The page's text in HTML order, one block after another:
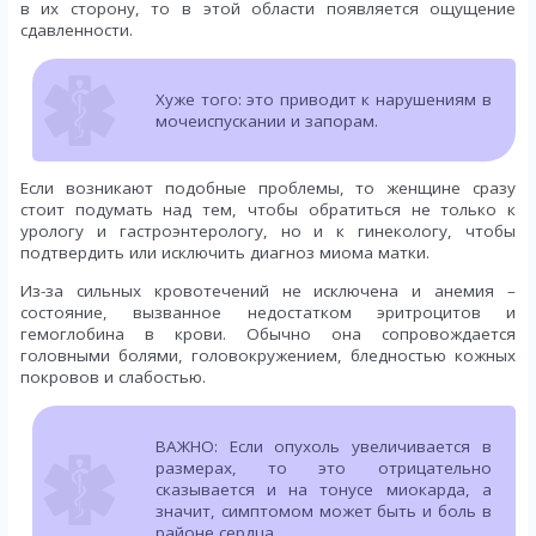
в их сторону, то в этой области появляется ощущение
сдавленности.
Хуже того: это приводит к нарушениям в
мочеиспускании и запорам.
Если возникают подобные проблемы, то женщине сразу
стоит подумать над тем, чтобы обратиться не только к
урологу и гастроэнтерологу, но и к гинекологу, чтобы
подтвердить или исключить диагноз миома матки.
Из-за сильных кровотечений не исключена и анемия –
состояние, вызванное недостатком эритроцитов и
гемоглобина в крови. Обычно она сопровождается
головными болями, головокружением, бледностью кожных
покровов и слабостью.
ВАЖНО: Если опухоль увеличивается в
размерах, то это отрицательно
сказывается и на тонусе миокарда, а
значит, симптомом может быть и боль в